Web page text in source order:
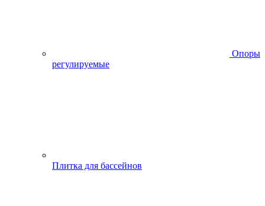
Опоры
регулируемые
Плитка для бассейнов